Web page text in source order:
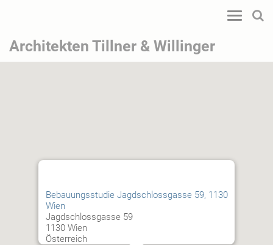
Toggle
Architekten Tillner & Willinger
Bebauungsstudie Jagdschlossgasse 59, 1130
Wien
Jagdschlossgasse 59
1130 Wien
Österreich